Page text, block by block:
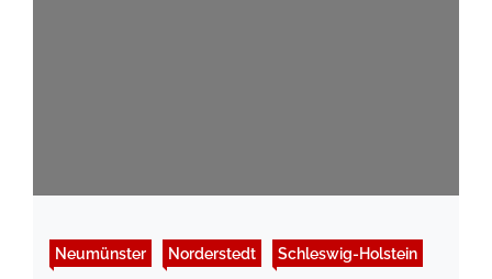
Neumünster Norderstedt Schleswig-Holstein